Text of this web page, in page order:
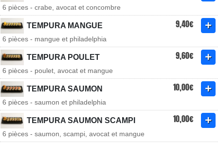
6 pièces - crabe, avocat et concombre
TEMPURA MANGUE 9,40€
6 pièces - mangue et philadelphia
TEMPURA POULET 9,60€
6 pièces - poulet, avocat et mangue
TEMPURA SAUMON 10,00€
6 pièces - saumon et philadelphia
TEMPURA SAUMON SCAMPI 10,00€
6 pièces - saumon, scampi, avocat et mangue